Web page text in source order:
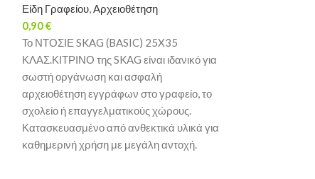
Είδη Γραφείου,Αρχειοθέτηση
0,90€
Το ΝΤΟΣΙΕ SKAG (BASIC) 25X35
ΚΛΑΣ.ΚΙΤΡΙΝΟ της SKAG είναι ιδανικό για
σωστή οργάνωση και ασφαλή
αρχειοθέτηση εγγράφων στο γραφείο, το
σχολείο ή επαγγελματικούς χώρους.
Κατασκευασμένο από ανθεκτικά υλικά για
καθημερινή χρήση με μεγάλη αντοχή.